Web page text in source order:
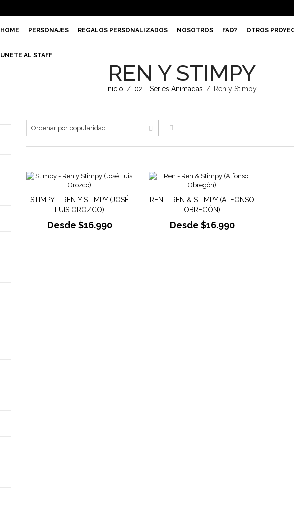
HOME PERSONAJES REGALOS PERSONALIZADOS NOSOTROS FAQ? OTROS
UNETE AL STAFF
REN Y STIMPY
Inicio / 02.- Series Animadas / Ren y Stimpy
STIMPY – REN Y STIMPY (JOSÉ
LUIS OROZCO)
Desde $16.990
REN – REN & STIMPY (ALFONSO
OBREGÓN)
Desde $16.990